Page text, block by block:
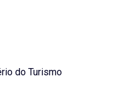
do Turismo